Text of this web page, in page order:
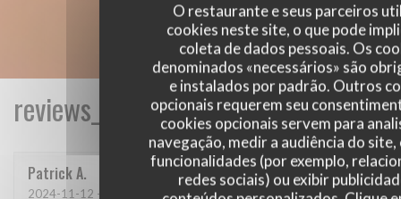
O restaurante e seus parceiros
cookies neste site, o que pode
coleta de dados pessoais. Os
denominados «necessários» são
e instalados por padrão. Outros
opcionais requerem seu
cookies opcionais servem para
navegação, medir a audiência do
funcionalidades (por exemplo,
redes sociais) ou exibir
PatrickA
2024-11-12 - 12:30 - guests 4